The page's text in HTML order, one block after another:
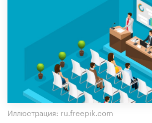
Иллюстрация: ru.freepik.com